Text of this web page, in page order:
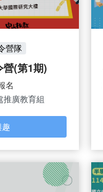
營隊
(第1期)
名
推廣教育組